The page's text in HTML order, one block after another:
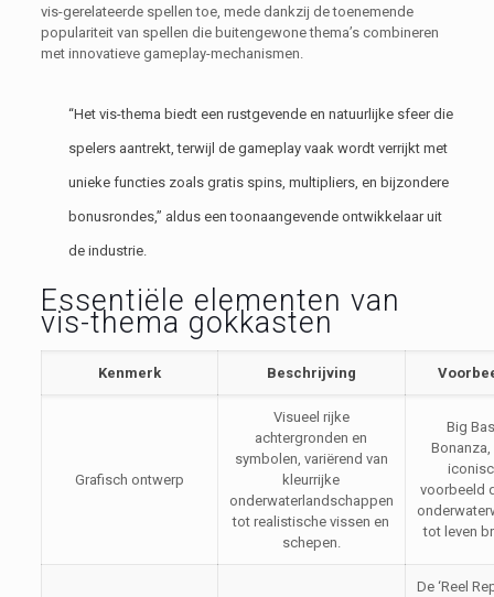
vis-gerelateerde spellen toe, mede dankzij de toenemende
populariteit van spellen die buitengewone thema’s combineren
met innovatieve gameplay-mechanismen.
“Het vis-thema biedt een rustgevende en natuurlijke sfeer die
spelers aantrekt, terwijl de gameplay vaak wordt verrijkt met
unieke functies zoals gratis spins, multipliers, en bijzondere
bonusrondes,” aldus een toonaangevende ontwikkelaar uit
de industrie.
Essentiële elementen van
vis-thema gokkasten
Kenmerk Beschrijving
Grafisch ontwerp
Visueel rijke
achtergronden en
symbolen, variërend van
kleurrijke
onderwaterlandschappen
tot realistische vissen en
schepen.
Big
Bonanza,
voorbeeld
tot leven
De ‘Reel